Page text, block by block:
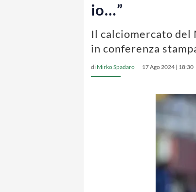
io…”
Il calciomercato del
in conferenza
di Mirko Spadaro 17 Ago 2024 | 18:30